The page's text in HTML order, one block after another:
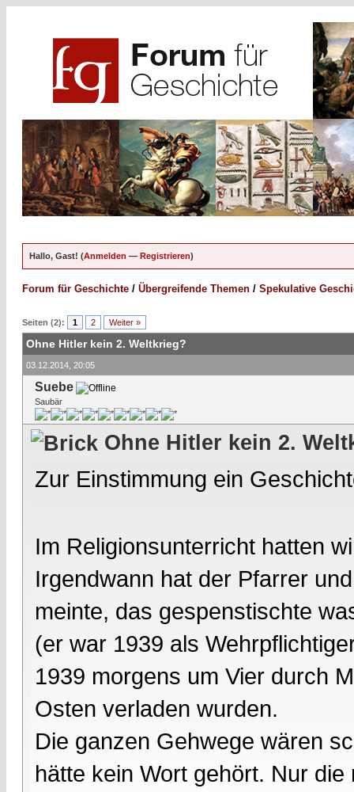
Hallo, Gast! (Anmelden — Registrieren)
Forum für Geschichte / Übergreifende Themen / Spekulative
Seiten (2): 1 2 Weiter »
Ohne Hitler kein 2. Weltkrieg?
03.12.2014, 20:05
Suebe
Saubär
Ohne Hitler kein 2.
Zur Einstimmung ein
Im Religionsunterricht hatten
Irgendwann hat der Pfarrer
meinte, das gespenstischte
(er war 1939 als
1939 morgens um Vier durch
Osten verladen wurden.
Die ganzen Gehwege wären
hätte kein Wort gehört. Nur